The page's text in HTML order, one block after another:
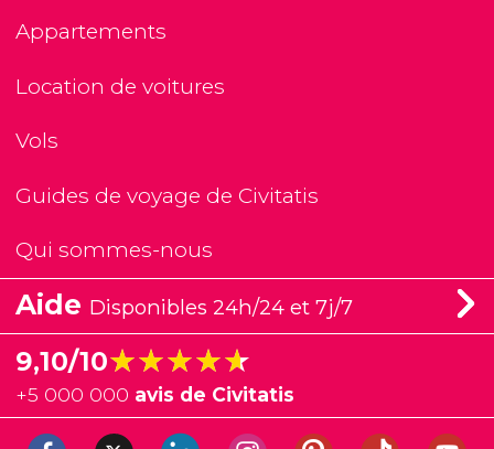
Appartements
Location de voitures
Vols
Guides de voyage de Civitatis
Qui sommes-nous
Aide Disponibles 24h/24 et 7j/7
9,10/10★★★★★
★★★★★
+5 000 000 avis de Civitatis